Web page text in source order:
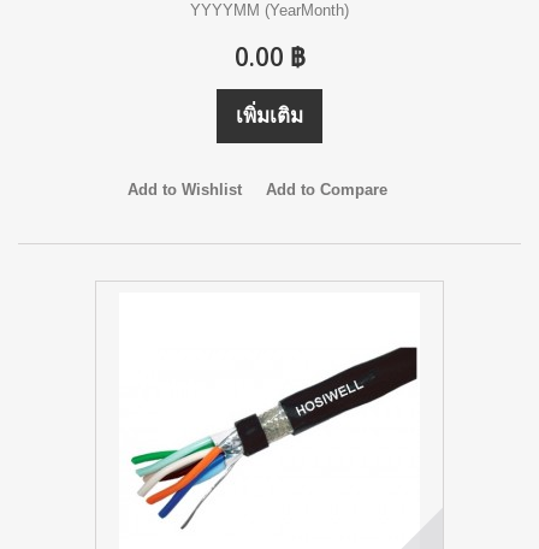
YYYYMM (YearMonth)
0.00 ฿
เพิ่มเติม
Add to Wishlist Add to Compare